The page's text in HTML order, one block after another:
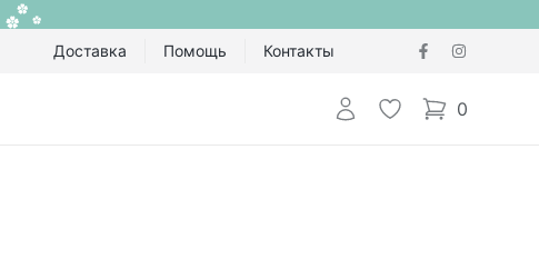
Доставка Помощь Контакты
Авторизоваться
Избранное
0
items in cart,